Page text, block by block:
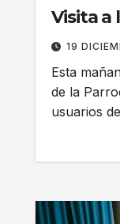
Visita a
19
Esta
de la
usuarios